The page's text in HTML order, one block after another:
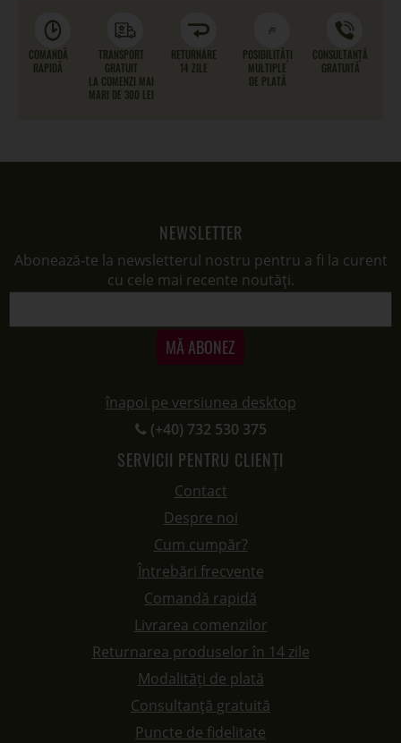
COMANDĂ
RAPIDĂ
TRANSPORT
GRATUIT
LA COMENZI MAI
MARI DE 300 LEI
RETURNARE
14 ZILE
POSIBILITĂȚI
MULTIPLE
DE PLATĂ
CONSULTANȚĂ
GRATUITĂ
NEWSLETTER
Abonează-te la newsletterul nostru pentru a fi la curent
cu cele mai recente noutăți.
MĂ ABONEZ
înapoi pe versiunea desktop
(+40) 732 530 375
SERVICII PENTRU CLIENȚI
Contact
Despre noi
Cum cumpăr?
Întrebări frecvente
Comandă rapidă
Livrarea comenzilor
Returnarea produselor în 14 zile
Modalități de plată
Consultanță gratuită
Puncte de fidelitate